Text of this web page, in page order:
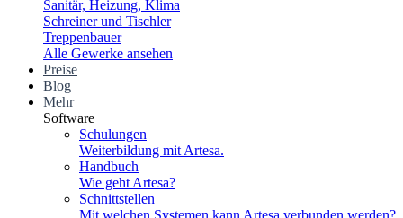
Sanitär, Heizung, Klima
Schreiner und Tischler
Treppenbauer
Alle Gewerke ansehen
Preise
Blog
Mehr
Software
Schulungen
Weiterbildung mit Artesa.
Handbuch
Wie geht Artesa?
Schnittstellen
Mit welchen Systemen kann Artesa verbunden werden?